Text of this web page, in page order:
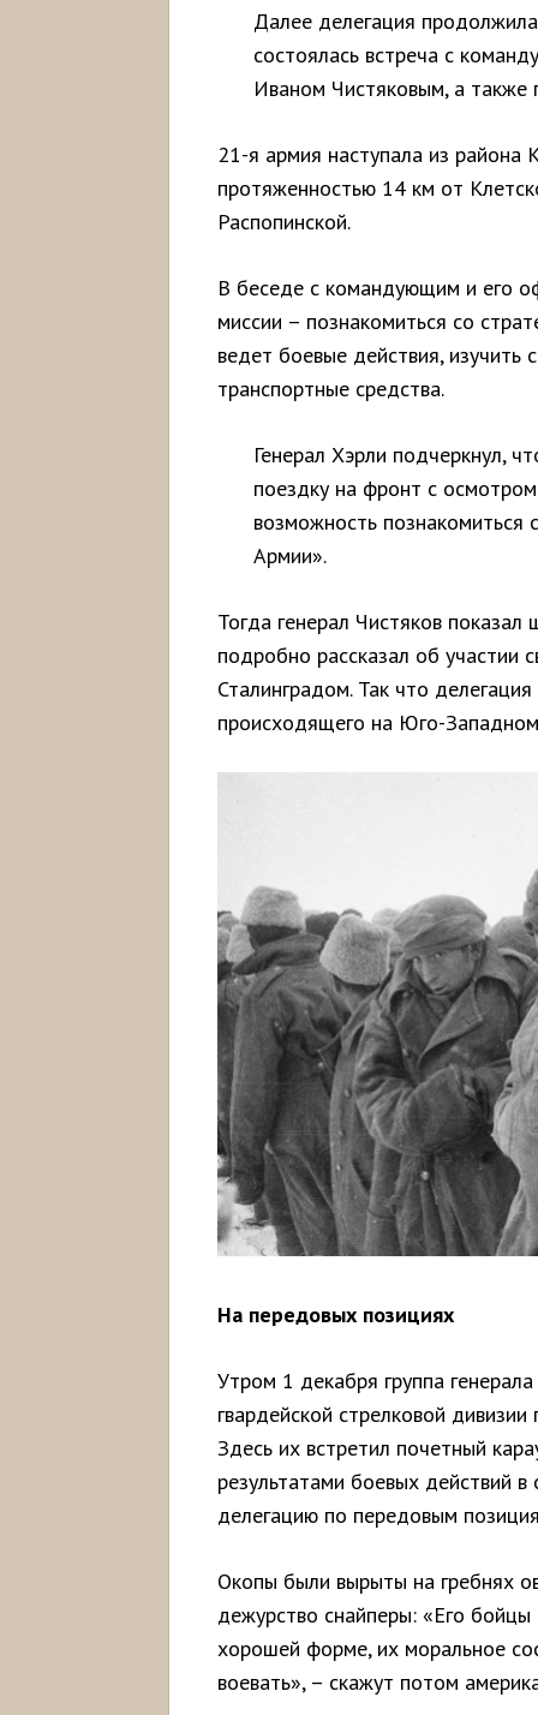
Далее делегация
состоялась встреча с
Иваном Чистяковым, а также
21-я армия наступала из района
протяженностью 14 км от
Распопинской.
В беседе с командующим и его
миссии – познакомиться со
ведет боевые действия, изучить
транспортные средства.
Генерал Хэрли подчеркнул,
поездку на фронт с
возможность
Армии».
Тогда генерал Чистяков
подробно рассказал об участии
Сталинградом. Так что
происходящего на Юго-
На передовых позициях
Утром 1 декабря группа
гвардейской стрелковой
Здесь их встретил почетный
результатами боевых действий
делегацию по передовым
Окопы были вырыты на гребнях
дежурство снайперы: «Его
хорошей форме, их моральное
воевать», – скажут потом